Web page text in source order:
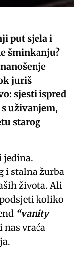
put sjela i
šminkanju?
juriš
sjesti ispred
uživanjem,
starog
jedina.
i stalna žurba
života. Ali
koliko
“vanity
vraća